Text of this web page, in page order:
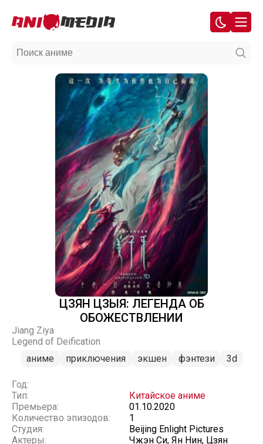
ЦЗЯН ЦЗЫЯ: ЛЕГЕНДА ОБ
ОБОЖЕСТВЛЕНИИ
Jiang Ziya
Legend of Deification
аниме
приключения экшен фэнтези 3d
Год:
Тип:
Китайское аниме
Премьера:
01.10.2020
Количество эпизодов:
1
Студия:
Beijing Enlight Pictures
Актеры:
Чжэн Си, Ян Нин, Цзян